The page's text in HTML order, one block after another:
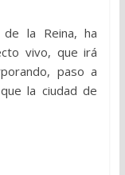
de la Reina, ha
vivo, que irá
paso a
la ciudad de